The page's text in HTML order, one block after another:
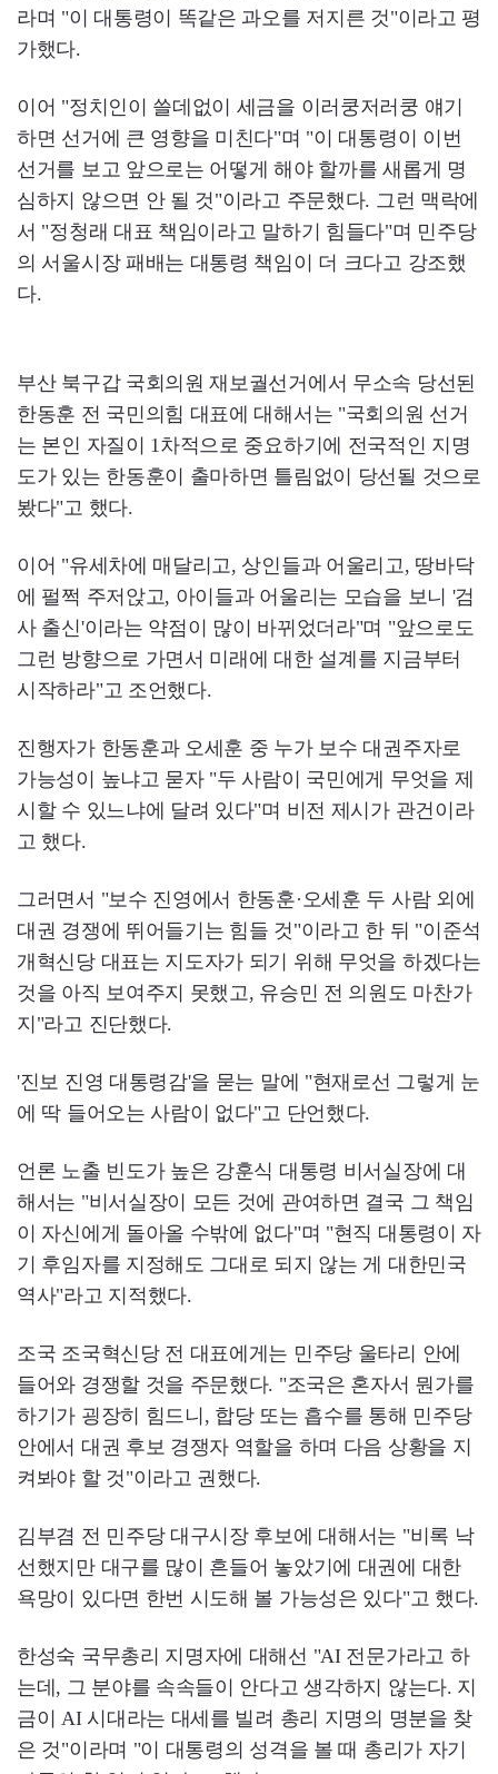
라며 "이 대통령이 똑같은 과오를 저지른 것"이라고 평
가했다.
이어 "정치인이 쓸데없이 세금을 이러쿵저러쿵 얘기
하면 선거에 큰 영향을 미친다"며 "이 대통령이 이번
선거를 보고 앞으로는 어떻게 해야 할까를 새롭게 명
심하지 않으면 안 될 것"이라고 주문했다. 그런 맥락에
서 "정청래 대표 책임이라고 말하기 힘들다"며 민주당
의 서울시장 패배는 대통령 책임이 더 크다고 강조했
다.
부산 북구갑 국회의원 재보궐선거에서 무소속 당선된
한동훈 전 국민의힘 대표에 대해서는 "국회의원 선거
는 본인 자질이 1차적으로 중요하기에 전국적인 지명
도가 있는 한동훈이 출마하면 틀림없이 당선될 것으로
봤다"고 했다.
이어 "유세차에 매달리고, 상인들과 어울리고, 땅바닥
에 펄쩍 주저앉고, 아이들과 어울리는 모습을 보니 '검
사 출신'이라는 약점이 많이 바뀌었더라"며 "앞으로도
그런 방향으로 가면서 미래에 대한 설계를 지금부터
시작하라"고 조언했다.
진행자가 한동훈과 오세훈 중 누가 보수 대권주자로
가능성이 높냐고 묻자 "두 사람이 국민에게 무엇을 제
시할 수 있느냐에 달려 있다"며 비전 제시가 관건이라
고 했다.
그러면서 "보수 진영에서 한동훈·오세훈 두 사람 외에
대권 경쟁에 뛰어들기는 힘들 것"이라고 한 뒤 "이준석
개혁신당 대표는 지도자가 되기 위해 무엇을 하겠다는
것을 아직 보여주지 못했고, 유승민 전 의원도 마찬가
지"라고 진단했다.
'진보 진영 대통령감'을 묻는 말에 "현재로선 그렇게 눈
에 딱 들어오는 사람이 없다"고 단언했다.
언론 노출 빈도가 높은 강훈식 대통령 비서실장에 대
해서는 "비서실장이 모든 것에 관여하면 결국 그 책임
이 자신에게 돌아올 수밖에 없다"며 "현직 대통령이 자
기 후임자를 지정해도 그대로 되지 않는 게 대한민국
역사"라고 지적했다.
조국 조국혁신당 전 대표에게는 민주당 울타리 안에
들어와 경쟁할 것을 주문했다. "조국은 혼자서 뭔가를
하기가 굉장히 힘드니, 합당 또는 흡수를 통해 민주당
안에서 대권 후보 경쟁자 역할을 하며 다음 상황을 지
켜봐야 할 것"이라고 권했다.
김부겸 전 민주당 대구시장 후보에 대해서는 "비록 낙
선했지만 대구를 많이 흔들어 놓았기에 대권에 대한
욕망이 있다면 한번 시도해 볼 가능성은 있다"고 했다.
한성숙 국무총리 지명자에 대해선 "AI 전문가라고 하
는데, 그 분야를 속속들이 안다고 생각하지 않는다. 지
금이 AI 시대라는 대세를 빌려 총리 지명의 명분을 찾
은 것"이라며 "이 대통령의 성격을 볼 때 총리가 자기